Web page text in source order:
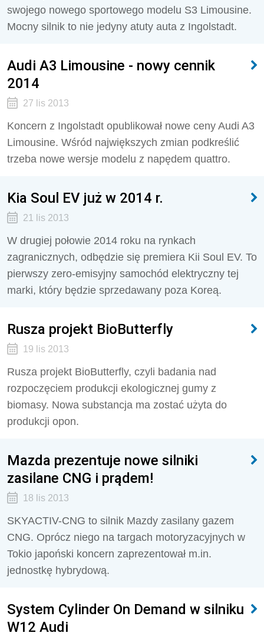
swojego nowego sportowego modelu S3 Limousine.
Mocny silnik to nie jedyny atuty auta z Ingolstadt.
Audi A3 Limousine - nowy cennik
2014
27 lis 2013
Koncern z Ingolstadt opublikował nowe ceny Audi A3
Limousine. Wśród największych zmian podkreślić
trzeba nowe wersje modelu z napędem quattro.
Kia Soul EV już w 2014 r.
21 lis 2013
W drugiej połowie 2014 roku na rynkach
zagranicznych, odbędzie się premiera Kii Soul EV. To
pierwszy zero-emisyjny samochód elektryczny tej
marki, który będzie sprzedawany poza Koreą.
Rusza projekt BioButterfly
19 lis 2013
Rusza projekt BioButterfly, czyli badania nad
rozpoczęciem produkcji ekologicznej gumy z
biomasy. Nowa substancja ma zostać użyta do
produkcji opon.
Mazda prezentuje nowe silniki
zasilane CNG i prądem!
18 lis 2013
SKYACTIV-CNG to silnik Mazdy zasilany gazem
CNG. Oprócz niego na targach motoryzacyjnych w
Tokio japoński koncern zaprezentował m.in.
jednostkę hybrydową.
System Cylinder On Demand w silniku
W12 Audi